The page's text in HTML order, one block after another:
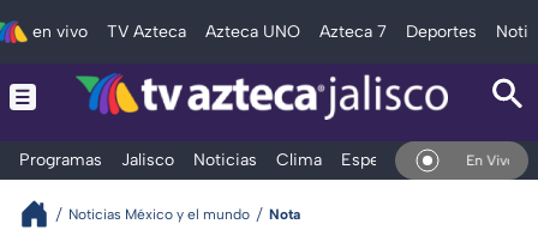
en vivo TV Azteca Azteca UNO Azteca 7 Deportes
Programas Jalisco Noticias Clima Espectáculos Deportes
En Vivo
Noticias México y el mundo Nota